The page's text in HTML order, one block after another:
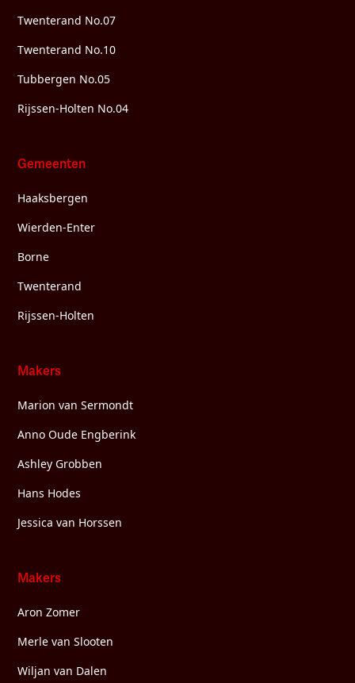
Twenterand No.07
Twenterand No.10
Tubbergen No.05
Rijssen-Holten No.04
Gemeenten
Haaksbergen
Wierden-Enter
Borne
Twenterand
Rijssen-Holten
Makers
Marion van Sermondt
Anno Oude Engberink
Ashley Grobben
Hans Hodes
Jessica van Horssen
Makers
Aron Zomer
Merle van Slooten
Wiljan van Dalen